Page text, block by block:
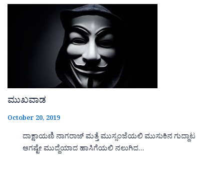
ಮುಖವಾಡ
October 20, 2019
ದಾಕ್ಷಾಯಣಿ ನಾಗರಾಜ್ ಮತ್ತೆ ಮುಸ್ಸಂಜೆಯಲಿ ಮುಸುಕಿನ ಗುದ್ದಾಟ
ಆಗಷ್ಟೇ ಮುದ್ದೆಯಾದ ಹಾಸಿಗೆಯಲಿ ನಲುಗಿದ…